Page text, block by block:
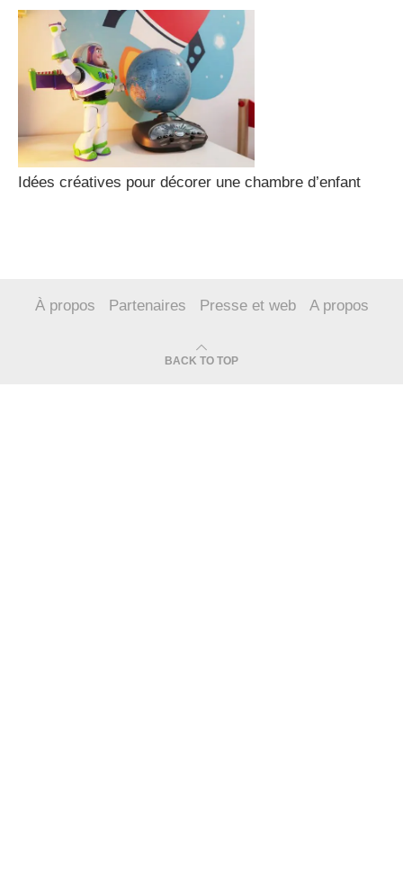
Idées créatives pour décorer une chambre d’enfant
À propos Partenaires Presse et web A propos
BACK TO TOP